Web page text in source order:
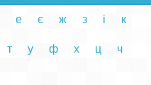
е є ж з і к
т у ф х ц ч